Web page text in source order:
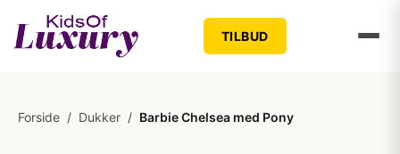
TILBUD
Forside / Dukker / Barbie Chelsea med Pony